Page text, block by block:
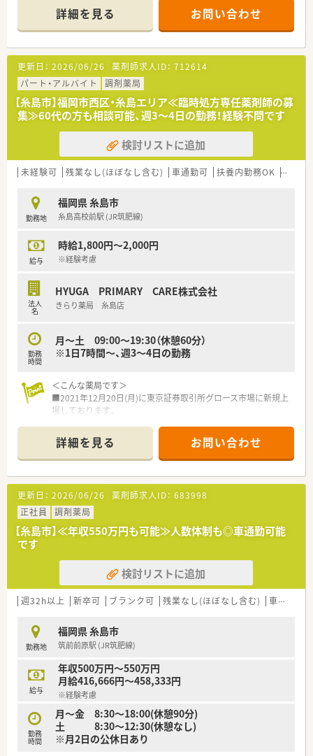
【店舗情報と応需状況について】
■最寄り駅である美咲が丘駅から徒歩で8分ほどの距離に位置し
ており、毎日のマイカー通勤を選ぶことも可能です。
■門前にある人気のクリニックより、内科や消化器科、循環器
科、呼吸器科にわたる処方箋を1日に115枚ほど応需していま
す。
■応需している処方箋の約6割を内科が占めておりますが、重い
内容の処方はそこまで多くないことが特徴となります。
【法人特徴について】
■糸島市と北九州市の福岡県内に向けて、調剤薬局を2店舗に絞
って地域密着の展開を行っているアットホームな会社です。
■社長自身が薬剤師資格を保有しており、常に自ら現場に出てい
■経営トップである社長との距離が非常に近いため、現場からの
意見や提案が通りやすく風通しの良い組織風土を誇ります。
■有給休暇を気兼ねなく100％消化できる職場をお探しの方や、
私生活の充実を第一に考えている方に最適な環境です。
りの趣味や家族との時間を大切にしたい方におすすめです。
■風通しが良く、経営陣に対していつでも現場の声をダイレクト
に届けられる小規模な個人薬局を希望する方に最適です。
詳細を見る お問い合わせ
更新日： 2026/06/26 薬剤師求人ID： 712614
パート・アルバイト
調剤薬局
【糸島市】福岡市西区・糸島エリア≪臨時処方専任薬剤師の募
集≫60代の方も相談可能、週3～4日の勤務！経験不問です
検討リストに追加
未経験可 残業なし(ほぼなし含む) 車通勤可 扶養内勤務OK シフト
勤務地
福岡県 糸島市
糸島高校前駅 (JR筑肥線)
給与
時給1,800円～2,000円
※経験考慮
法人
名
HYUGA PRIMARY CARE株式会社
きらり薬局 糸島店
勤務
時間
月～土 09:00～19:30（休憩60分）
※1日7時間～、週3～4日の勤務
＜こんな薬局です＞
■2021年12月20日(月)に東京証券取引所グロース市場に新規上
場しております。
東京都・千葉県・神奈川県に38店舗展開しております。(2022年6
月時点）
■超高齢化社会で必ず必要となる在宅対応を積極的に取り組ん
でおり着実に成長を続けています。今後も安定して成長が見込
まれる安定営業の会社です。
■オンライン服薬指導(28店舗実施)、地域連携薬局(21店舗)、零
売など最先端の取り組みを実施しております。
＜女性もご活躍いただける環境＞
変更の相談も可能です。
■女性の育休取得率 100％。復帰率100%。男性育休取得実績(現
在8名取得)もあります。カムバックパス制度、きらりミルククラ
ブなど働く女性を応援する環境が整っています。
キャリアを積み活躍できるフィールドがございます。
＜こんな店舗です＞
■内科門前の外来と施設・個人在宅を対応している地域密着型の
店舗です。
■近隣は静かな住宅街で、落ち着いた環境です。
■糸島市では唯一100名単位で在宅を対応しており、約600名を
担当しております。
■門前の内科クリニックは、発熱外来の他、子どもの診療も行う
など処方科目も様々です。
詳細を見る お問い合わせ
更新日： 2026/06/26 薬剤師求人ID： 683998
正社員
調剤薬局
【糸島市】≪年収550万円も可能≫人数体制も◎車通勤可能
です
検討リストに追加
週32h以上 新卒可 ブランク可 残業なし(ほぼなし含む) 車通勤可
勤務地
福岡県 糸島市
筑前前原駅 (JR筑肥線)
給与
年収500万円～550万円
月給416,666円～458,333円
※経験考慮
勤務
時間
月～金 8:30～18:00(休憩90分)
土 8:30～12:30(休憩なし)
※月2日の公休日あり